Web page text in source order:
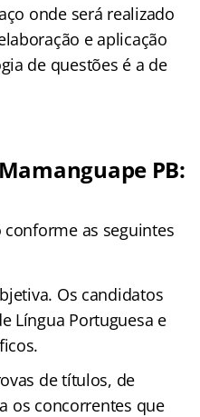
onde será realizado
e aplicação
de questões é a de
PB:
as seguintes
Os candidatos
Língua Portuguesa e
de títulos, de
os concorrentes que